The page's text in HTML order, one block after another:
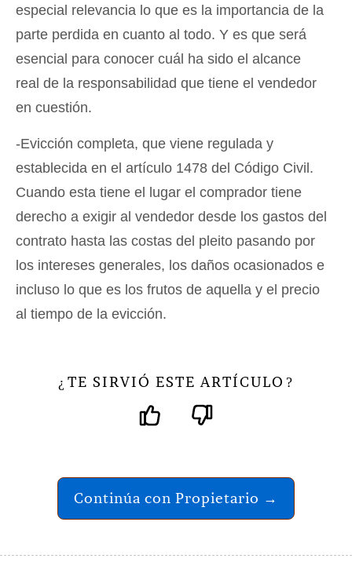
especial relevancia lo que es la importancia de la
parte perdida en cuanto al todo. Y es que será
esencial para conocer cuál ha sido el alcance
real de la responsabilidad que tiene el vendedor
en cuestión.
-Evicción completa, que viene regulada y
establecida en el artículo 1478 del Código Civil.
Cuando esta tiene el lugar el comprador tiene
derecho a exigir al vendedor desde los gastos del
contrato hasta las costas del pleito pasando por
los intereses generales, los daños ocasionados e
incluso lo que es los frutos de aquella y el precio
al tiempo de la evicción.
¿ TE SIRVIÓ ESTE ARTÍCULO ?
Continúa con Propietario →